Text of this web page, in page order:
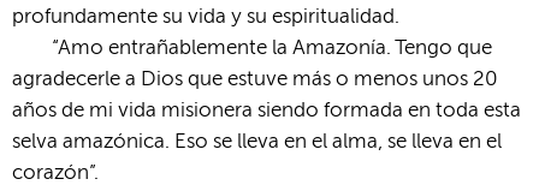
profundamente su vida y su espiritualidad.
“Amo entrañablemente la Amazonía. Tengo que
agradecerle a Dios que estuve más o menos unos 20
años de mi vida misionera siendo formada en toda esta
selva amazónica. Eso se lleva en el alma, se lleva en el
corazón”.